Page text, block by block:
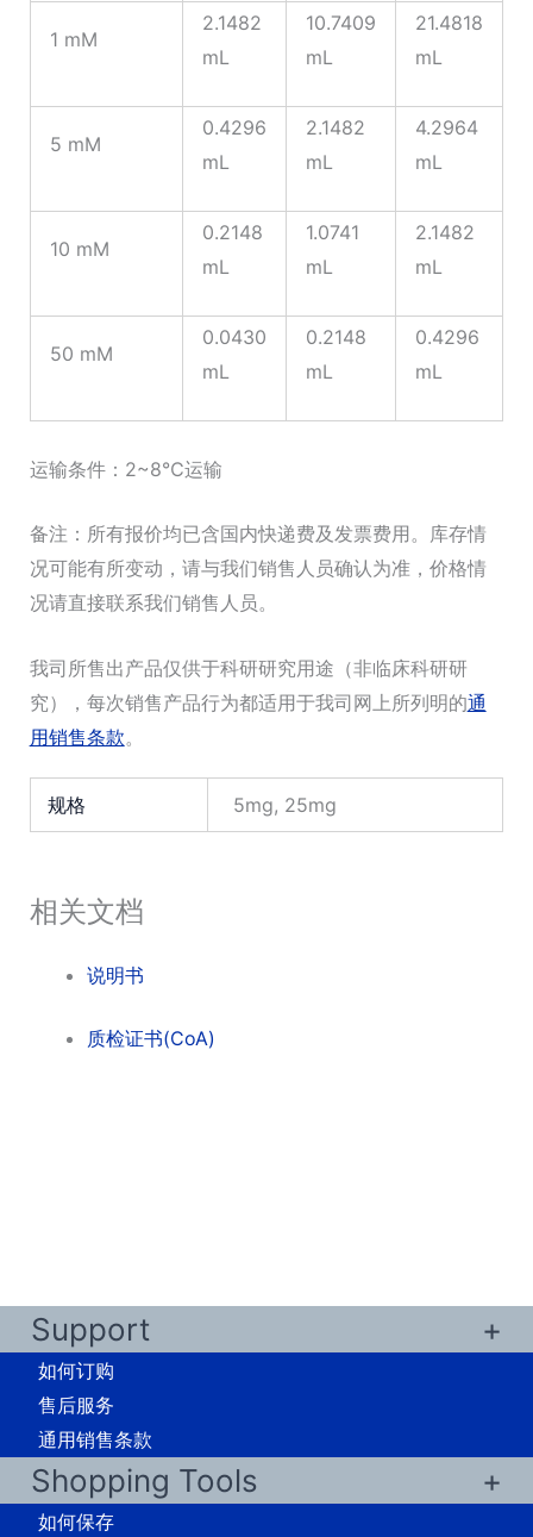
1 mM
2.1482
mL
10.7409
mL
21.4818
mL
5 mM
0.4296
mL
2.1482
mL
4.2964
mL
10 mM
0.2148
mL
1.0741
mL
2.1482
mL
50 mM
0.0430
mL
0.2148
mL
0.4296
mL
运输条件：2~8℃运输
备注：所有报价均已含国内快递费及发票费用。库存情
况可能有所变动，请与我们销售人员确认为准，价格情
况请直接联系我们销售人员。
我司所售出产品仅供于科研研究用途（非临床科研研
究），每次销售产品行为都适用于我司网上所列明的通
用销售条款。
规格 5mg, 25mg
相关文档
说明书
质检证书(CoA)
Support
如何订购
售后服务
通用销售条款
Shopping Tools
如何保存